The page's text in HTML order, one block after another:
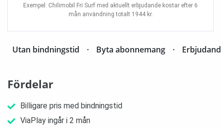
Exempel: Chilimobil Fri Surf med aktuellt erbjudande kostar efter 6
mån användning totalt 1944 kr.
Utan bindningstid Byta abonnemang
Fördelar
Billigare pris med bindningstid
ViaPlay ingår i 2 mån